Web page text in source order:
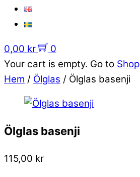
0,00 kr
0
Your cart is empty. Go to Shop
Hem / Ölglas / Ölglas basenji
Ölglas basenji
115,00 kr